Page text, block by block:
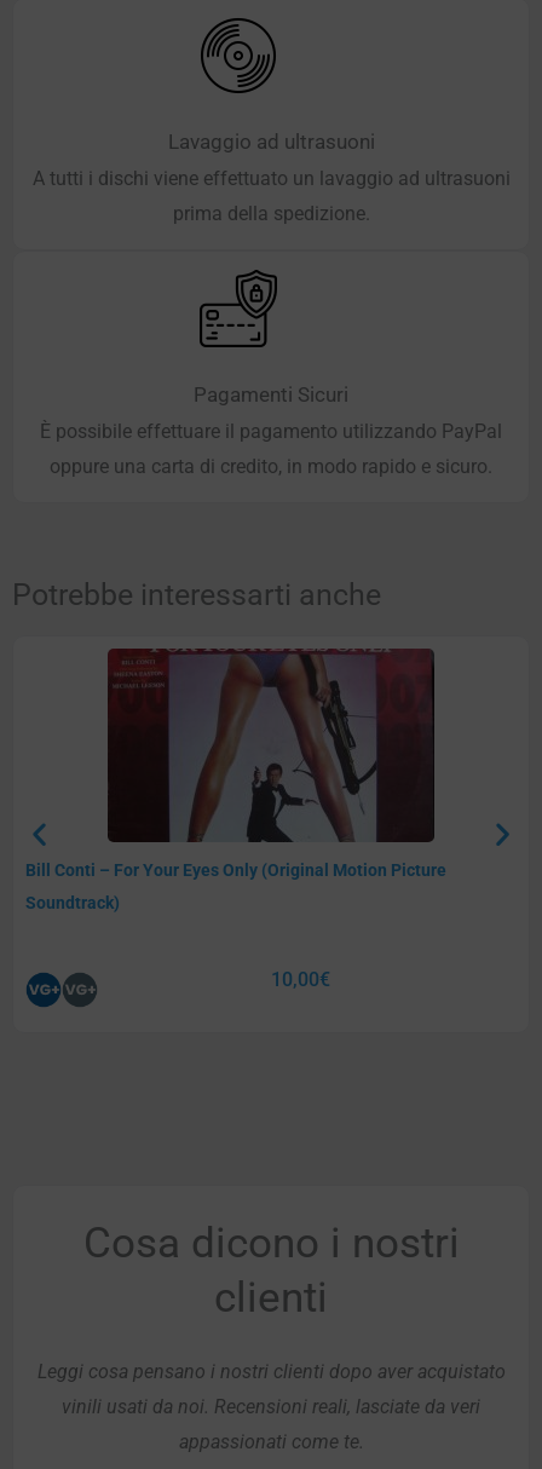
Lavaggio ad ultrasuoni
A tutti i dischi viene effettuato un lavaggio ad ultrasuoni
prima della spedizione.
Pagamenti Sicuri
È possibile effettuare il pagamento utilizzando PayPal
oppure una carta di credito, in modo rapido e sicuro.
Potrebbe interessarti anche
Bill Conti – For Your Eyes Only (Original Motion Picture
Soundtrack)
10,00€
Cosa dicono i nostri
clienti
Leggi cosa pensano i nostri clienti dopo aver acquistato
vinili usati da noi. Recensioni reali, lasciate da veri
appassionati come te.